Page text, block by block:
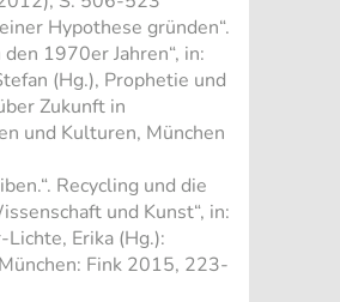
Hypothese gründen“.
1970er Jahren“, in:
(Hg.), Prophetie und
Zukunft in
und Kulturen, München
Recycling und die
und Kunst“, in:
Erika (Hg.):
Fink 2015, 223-